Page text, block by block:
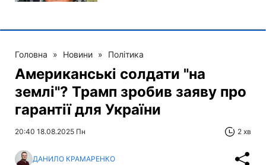
Головна » Новини » Політика
Американські солдати "на
землі"? Трамп зробив заяву про
гарантії для України
20:40 18.08.2025 Пн 2 хв
ДАНИЛО КРАМАРЕНКО